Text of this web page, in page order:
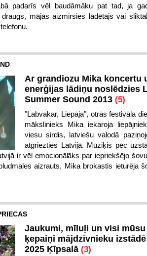
padarīs vēl baudāmāku pat tad, ja
mājās aizmirsies lādētājs vai
Ar grandiozu Mika koncertu
enerģijas lādiņu noslēdzies
Summer Sound 2013 (5)
"Labvakar, Liepāja", otrās festivāla
mākslinieks Mika iekaroja
viesu sirdis, latviešu valodā
atgriezties Latvijā. Mūziķis pēc
ir vēl emocionālāks par iepriekšējo
aizrauts, Mika brokastis ieturēja
Jaukumi, mīluļi un visi
ķepaiņi mājdzīvnieku
2025 Ķīpsalā (3)